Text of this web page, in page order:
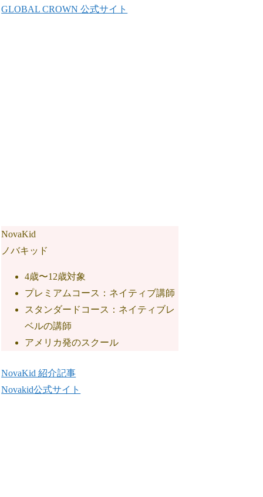
GLOBAL CROWN 公式サイト
NovaKid
ノバキッド
4歳〜12歳対象
プレミアムコース：ネイティブ講師
スタンダードコース：ネイティブレ
ベルの講師
アメリカ発のスクール
NovaKid 紹介記事
Novakid公式サイト